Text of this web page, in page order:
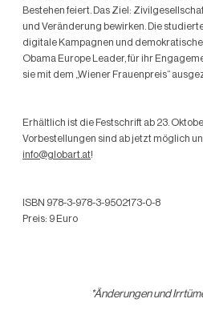
Bestehen feiert. Das Ziel:
und Veränderung bewirken. Die
digitale Kampagnen und
Obama Europe Leader, für ihr
sie mit dem „Wiener Frauenpreis“
Erhältlich ist die Festschrift ab 23.
Vorbestellungen sind ab jetzt möglich
info@globart.at!
ISBN 978-3-978-3-9502173-0-8
Preis: 9 Euro
*Änderungen und